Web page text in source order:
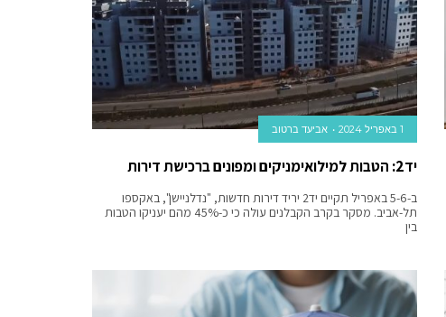
1 באפריל 2024 אביעד ברטוב
יד2: הטבות למילואימניקים ומפונים ברכישת דירות
ב-5-6 באפריל תקיים יד2 יריד דירות חדשות, "נדלניישן", באקספו
תל-אביב. מסקר בקרב הקבלנים עולה כי כ-45% מהם יעניקו הטבות
בין